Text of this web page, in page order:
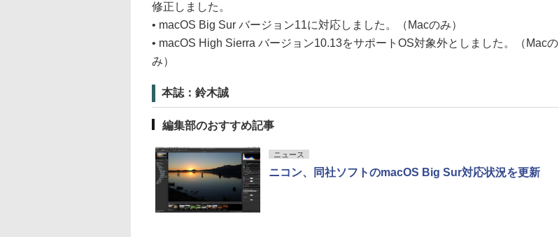
修正しました。
• macOS Big Sur バージョン11に対応しました。（Macのみ）
• macOS High Sierra バージョン10.13をサポートOS対象外としました。（Macの
み）
本誌：鈴木誠
編集部のおすすめ記事
ニュース
ニコン、同社ソフトのmacOS Big Sur対応状況を更新